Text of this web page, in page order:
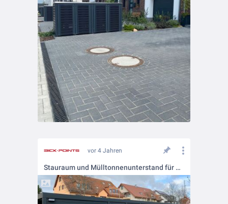
vor 4 Jahren
Stauraum und Mülltonnenunterstand für Mehrfamilienhaus